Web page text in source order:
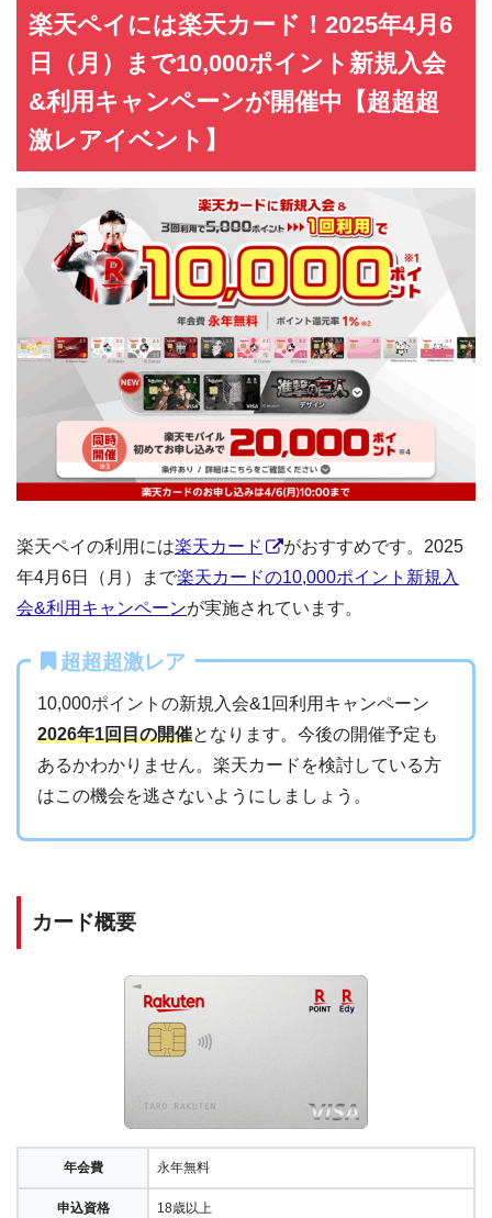
楽天ペイには楽天カード！2025年4月6
日（月）まで10,000ポイント新規入会
&利用キャンペーンが開催中【超超超
激レアイベント】
楽天ペイの利用には楽天カード
がおすすめです。2025
年4月6日（月）まで楽天カードの10,000ポイント新規入
会&利用キャンペーンが実施されています。
超超超激レア
10,000ポイントの新規入会&1回利用キャンペーン
2026年1回目の開催となります。今後の開催予定も
あるかわかりません。楽天カードを検討している方
はこの機会を逃さないようにしましょう。
カード概要
年会費 永年無料
申込資格 18歳以上